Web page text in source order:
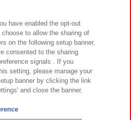
に
針 よくあるご質問・お問い合わせ
Amusement Inc.
Amusement Lab Inc.
have enabled the opt-out
to allow the sharing of
on the following setup banner,
consented to the sharing
signals . If you
setting, please manage your
banner by clicking the link
and close the banner.